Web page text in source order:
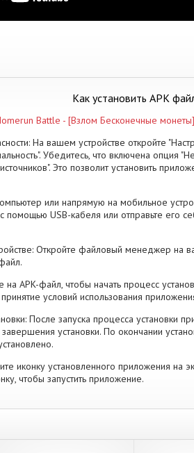
Как установить APK
Battle - [Взлом Бесконечные монеты]
На вашем устройстве откройте
Убедитесь, что включена опция
Это позволит установить
или напрямую на мобильное
помощью USB-кабеля или отправьте его
Откройте файловый менеджер на
на APK-файл, чтобы начать процесс
условий использования
После запуска процесса установки
установки. По окончании
иконку установленного приложения на
чтобы запустить приложение.